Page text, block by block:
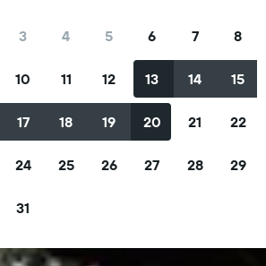
3 4 5 6 7 8
10 11 12 13 14 15
17 18 19 20 21 22
24 25 26 27 28 29
31